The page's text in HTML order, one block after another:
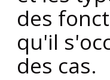
des
qu'il
des cas.